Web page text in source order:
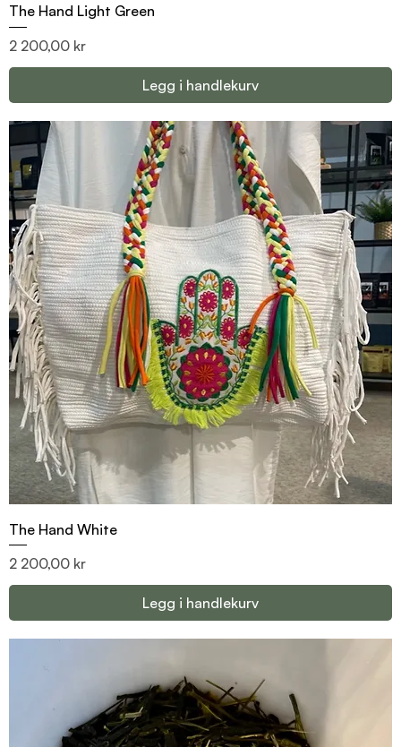
The Hand Light Green
Pris
2 200,00 kr
Legg i handlekurv
The Hand White
Pris
2 200,00 kr
Legg i handlekurv